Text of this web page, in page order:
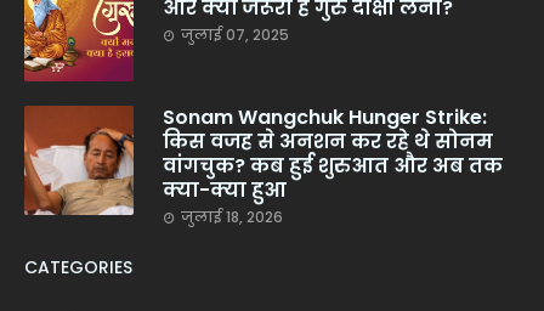
और क्यों जरूरी है गुरु दीक्षा लेना?
जुलाई 07, 2025
Sonam Wangchuk Hunger Strike:
किस वजह से अनशन कर रहे थे सोनम
वांगचुक? कब हुई शुरुआत और अब तक
क्या-क्या हुआ
जुलाई 18, 2026
CATEGORIES